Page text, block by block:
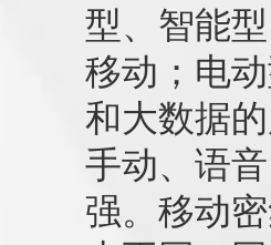
型、智能
移动；电
和大数据
手动、语
强。移动